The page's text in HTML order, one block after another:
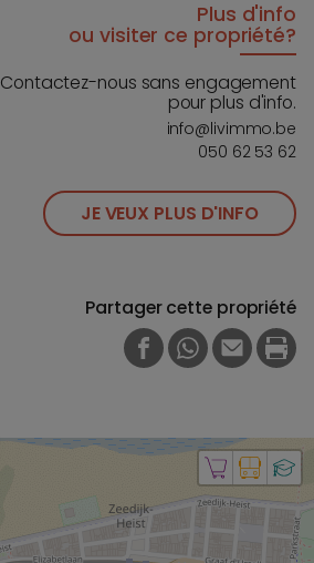
Plus d'info
ou visiter ce propriété?
Contactez-nous sans engagement
pour plus d'info.
info@livimmo.be
050 62 53 62
JE VEUX PLUS D'INFO
Partager cette propriété
FACEBOOK
WHATSAPP
E-MAIL